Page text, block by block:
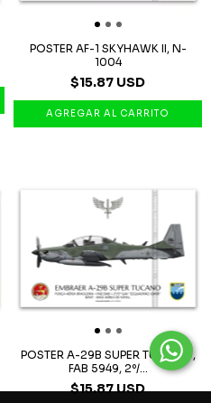
POSTER AF-1 SKYHAWK II, N-
1004
$15.87 USD
POSTER A-29B SUPER TUCANO,
FAB 5949, 2º/...
$15.87 USD